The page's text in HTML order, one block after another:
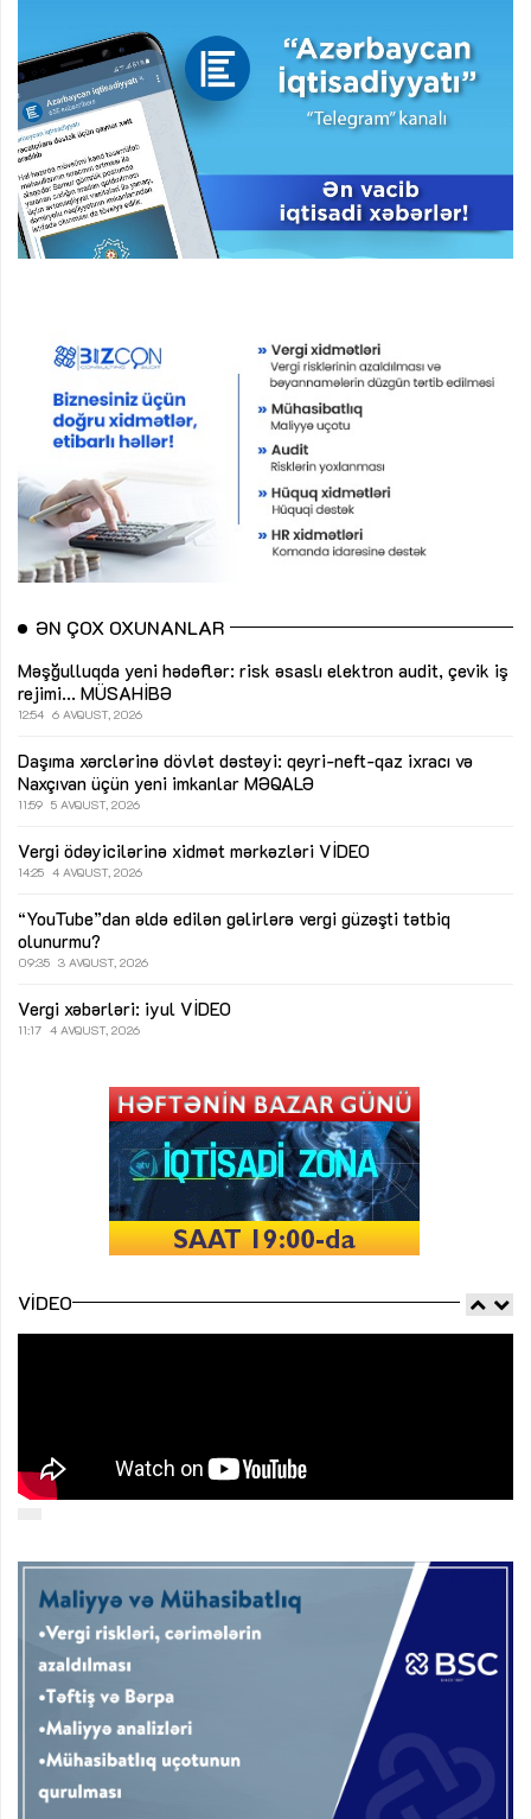
ƏN ÇOX OXUNANLAR
Məşğulluqda yeni hədəflər: risk əsaslı elektron audit, çevik iş
rejimi... MÜSAHİBƏ
12:54 6 AVQUST, 2026
Daşıma xərclərinə dövlət dəstəyi: qeyri-neft-qaz ixracı və
Naxçıvan üçün yeni imkanlar MƏQALƏ
11:59 5 AVQUST, 2026
Vergi ödəyicilərinə xidmət mərkəzləri VİDEO
14:25 4 AVQUST, 2026
“YouTube”dan əldə edilən gəlirlərə vergi güzəşti tətbiq
olunurmu?
09:35 3 AVQUST, 2026
Vergi xəbərləri: iyul VİDEO
11:17 4 AVQUST, 2026
VIDEO